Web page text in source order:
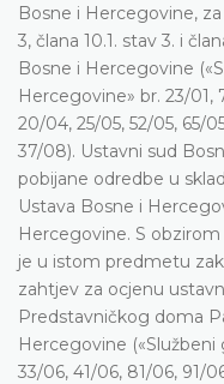
Bosne i Hercegovine,
3, člana 10.1. stav 3. i
Bosne i Hercegovine
Hercegovine» br. 23/01,
20/04, 25/05, 52/05, 65/
37/08). Ustavni sud
pobijane odredbe u
Ustava Bosne i
Hercegovine. S
je u istom predmetu
zahtjev za ocjenu
Predstavničkog doma
Hercegovine
33/06, 41/06, 81/06, 91/